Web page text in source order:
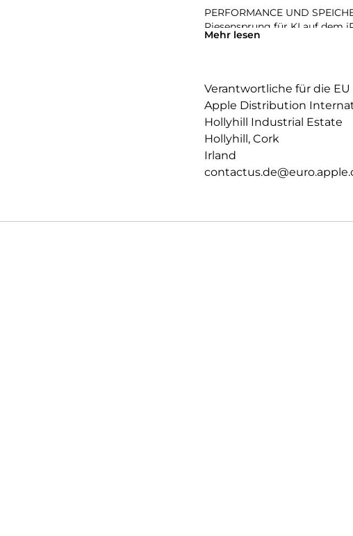
PERFORMANCE UND
Riesensprung für KI auf dem
leistungsstarken Neural
und Fähigkeiten, die alles
werden Workflows gesteuert,
APPLE INTELLIGENCE:
zu kommunizieren, sich
bahnbrechendem
13″ ULTRA RETINA XDR
TB und 2 TB erhältlich.
Mehr lesen
Verantwortliche für die EU
Apple Distribution
Hollyhill Industrial Estate
Hollyhill, Cork
Irland